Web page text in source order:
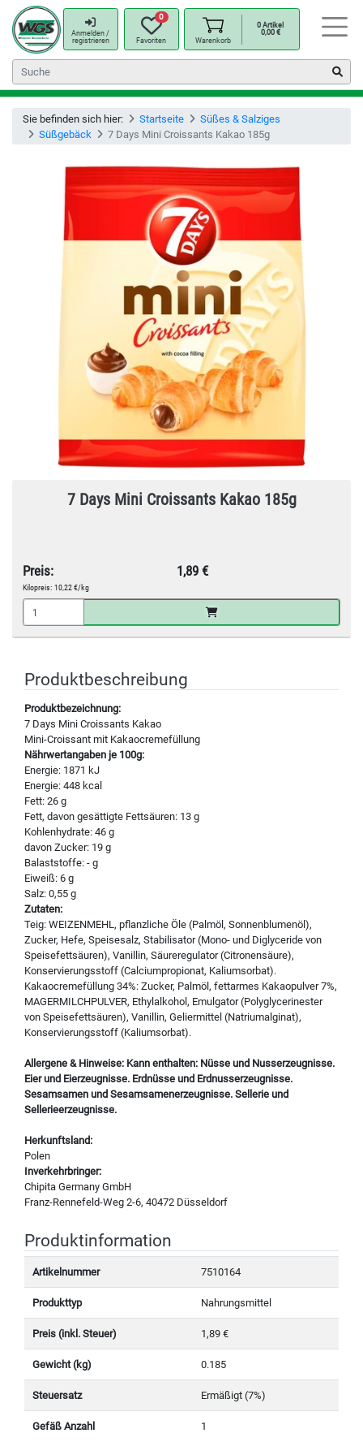
Anmelden /
registrieren
0
Favoriten Warenkorb
0Artikel
0,00 €
Sie befinden sich hier: Startseite
Süßes & Salziges
Süßgebäck
7 Days Mini Croissants Kakao 185g
7 Days Mini Croissants Kakao 185g
Preis: 1,89 €
Kilopreis: 10,22 €/kg
Produktbeschreibung
Produktbezeichnung:
7 Days Mini Croissants Kakao
Mini-Croissant mit Kakaocremefüllung
Nährwertangaben je 100g:
Energie: 1871 kJ
Energie: 448 kcal
Fett: 26 g
Fett, davon gesättigte Fettsäuren: 13 g
Kohlenhydrate: 46 g
davon Zucker: 19 g
Balaststoffe: - g
Eiweiß: 6 g
Salz: 0,55 g
Zutaten:
Teig: WEIZENMEHL, pflanzliche Öle (Palmöl, Sonnenblumenöl),
Zucker, Hefe, Speisesalz, Stabilisator (Mono- und Diglyceride von
Speisefettsäuren), Vanillin, Säureregulator (Citronensäure),
Konservierungsstoff (Calciumpropionat, Kaliumsorbat).
Kakaocremefüllung 34%: Zucker, Palmöl, fettarmes Kakaopulver 7%,
MAGERMILCHPULVER, Ethylalkohol, Emulgator (Polyglycerinester
von Speisefettsäuren), Vanillin, Geliermittel (Natriumalginat),
Konservierungsstoff (Kaliumsorbat).
Allergene & Hinweise: Kann enthalten: Nüsse und Nusserzeugnisse.
Eier und Eierzeugnisse. Erdnüsse und Erdnusserzeugnisse.
Sesamsamen und Sesamsamenerzeugnisse. Sellerie und
Sellerieerzeugnisse.
Herkunftsland:
Polen
Inverkehrbringer:
Chipita Germany GmbH
Franz-Rennefeld-Weg 2-6, 40472 Düsseldorf
Produktinformation
Artikelnummer 7510164
Produkttyp Nahrungsmittel
Preis (inkl. Steuer) 1,89 €
Gewicht (kg) 0.185
Steuersatz Ermäßigt (7%)
Gefäß Anzahl 1